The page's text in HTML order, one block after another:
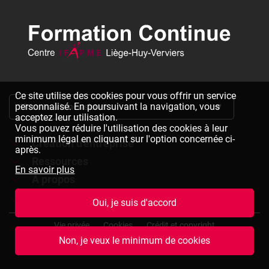
Ce site utilise des cookies pour vous offrir un service
personnalisé. En poursuivant la navigation, vous
acceptez leur utilisation.
Vous pouvez réduire l'utilisation des cookies à leur
minimum légal en cliquant sur l'option concernée ci-
après.
En savoir plus
Oui, je suis d'accord
Non, je veux le minimum de cookies
S'inscrire à la newsletter
Création d'entreprise
Formations à la création d'entreprise
Chèques formation à la création d'entreprise
Bulletin d'inscription à télécharger
Le centre IFAPME Liège-Huy-Verviers
Devenir formateur
Rejoindre notre équipe
Pied
(termes
Vie privée Cookies Crédit et copyright